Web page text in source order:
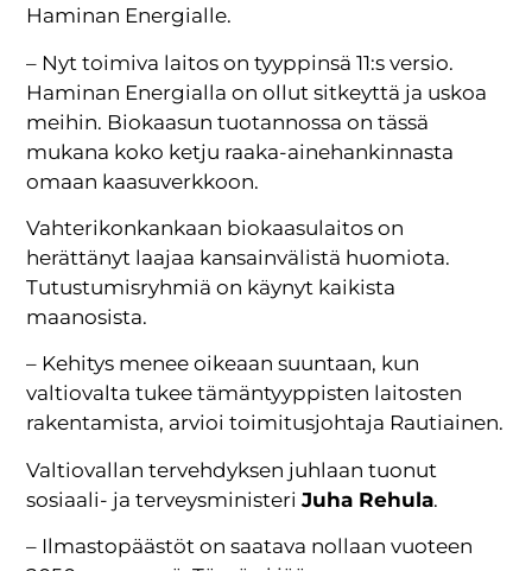
Haminan Energialle.
– Nyt toimiva laitos on tyyppinsä 11:s versio.
Haminan Energialla on ollut sitkeyttä ja uskoa
meihin. Biokaasun tuotannossa on tässä
mukana koko ketju raaka-ainehankinnasta
omaan kaasuverkkoon.
Vahterikonkankaan biokaasulaitos on
herättänyt laajaa kansainvälistä huomiota.
Tutustumisryhmiä on käynyt kaikista
maanosista.
– Kehitys menee oikeaan suuntaan, kun
valtiovalta tukee tämäntyyppisten laitosten
rakentamista, arvioi toimitusjohtaja Rautiainen.
Valtiovallan tervehdyksen juhlaan tuonut
sosiaali- ja terveysministeriJuha Rehula.
– Ilmastopäästöt on saatava nollaan vuoteen